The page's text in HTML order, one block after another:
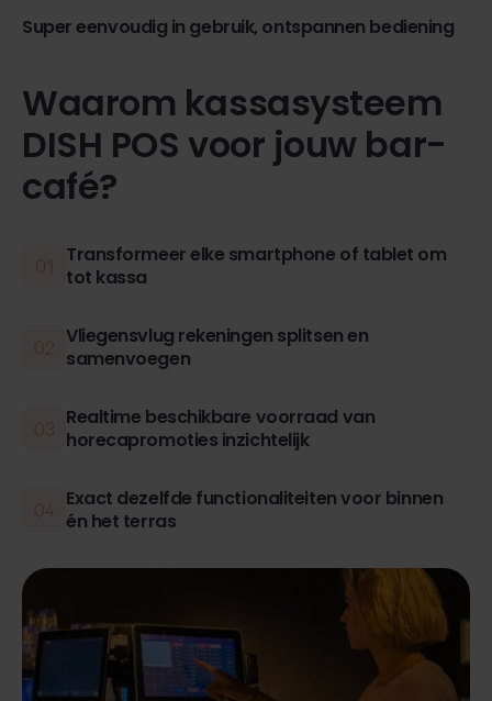
Super eenvoudig in gebruik, ontspannen bediening
Waarom kassasysteem
DISH POS voor jouw bar-
café?
Transformeer elke smartphone of tablet om
tot kassa
Vliegensvlug rekeningen splitsen en
samenvoegen
Realtime beschikbare voorraad van
horecapromoties inzichtelijk
Exact dezelfde functionaliteiten voor binnen
én het terras